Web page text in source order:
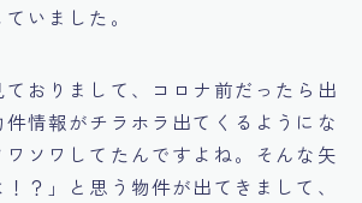
いました。
おりまして、コロナ前だったら出
情報がチラホラ出てくるようにな
ワソワしてたんですよね。そんな矢
？」と思う物件が出てきまして、